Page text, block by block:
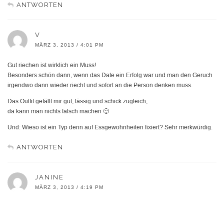
ANTWORTEN
V
MÄRZ 3, 2013 / 4:01 PM
Gut riechen ist wirklich ein Muss!
Besonders schön dann, wenn das Date ein Erfolg war und man den Geruch
irgendwo dann wieder riecht und sofort an die Person denken muss.
Das Outfit gefällt mir gut, lässig und schick zugleich,
da kann man nichts falsch machen 🙂
Und: Wieso ist ein Typ denn auf Essgewohnheiten fixiert? Sehr merkwürdig.
ANTWORTEN
JANINE
MÄRZ 3, 2013 / 4:19 PM